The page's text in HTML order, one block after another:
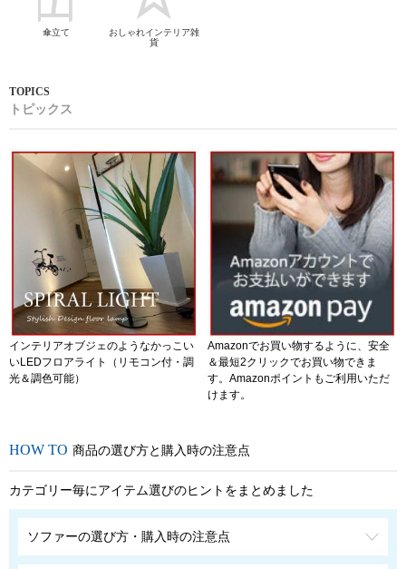
傘立て
おしゃれインテリア雑
貨
トピックス
インテリアオブジェのようなかっこい
いLEDフロアライト（リモコン付・調
光＆調色可能）
Amazonでお買い物するように、安全
＆最短2クリックでお買い物できま
す。Amazonポイントもご利用いただ
けます。
商品の選び方と購入時の注意点
カテゴリー毎にアイテム選びのヒントをまとめました
ソファーの選び方・購入時の注意点